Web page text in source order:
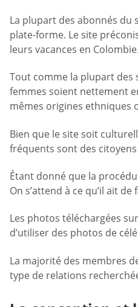
La plupart des abonnés du
plate-forme. Le site
leurs vacances en
Tout comme la plupart des
femmes soient nettement
mêmes origines ethniques
Bien que le site soit
fréquents sont des citoyens
Étant donné que la
On s’attend à ce qu’il ait
Les photos téléchargées
d’utiliser des photos de
La majorité des membres
type de relations